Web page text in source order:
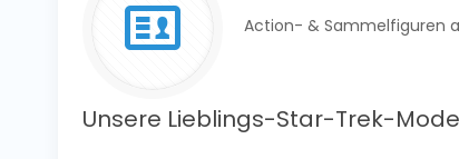
Action- & Sammelfiguren
Unsere Lieblings-Star-Trek-